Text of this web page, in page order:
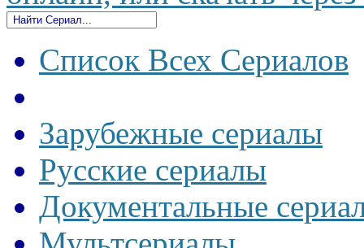
Список Всех Сериалов
Зарубежные сериалы
Русские сериалы
Документальные